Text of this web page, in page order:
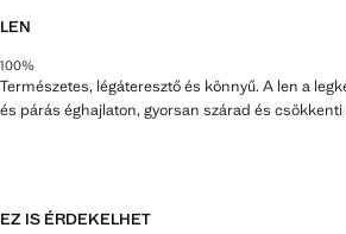
LEN
100%
Természetes, légáteresztő és könnyű. A len a
és párás éghajlaton, gyorsan szárad és csökkenti
EZ IS ÉRDEKELHET